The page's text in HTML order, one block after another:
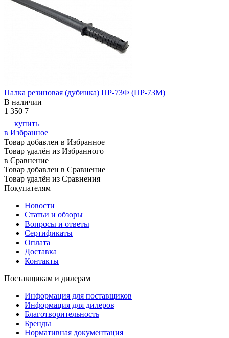
Палка резиновая (дубинка) ПР-73Ф (ПР-73М)
В наличии
1 350 7
купить
в Избранное
Товар добавлен в Избранное
Товар удалён из Избранного
в Сравнение
Товар добавлен в Сравнение
Товар удалён из Сравнения
Покупателям
Новости
Статьи и обзоры
Вопросы и ответы
Сертификаты
Оплата
Доставка
Контакты
Поставщикам и дилерам
Информация для поставщиков
Информация для дилеров
Благотворительность
Бренды
Нормативная документация